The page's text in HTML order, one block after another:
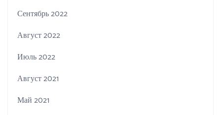
Сентябрь 2022
Август 2022
Июль 2022
Август 2021
Май 2021